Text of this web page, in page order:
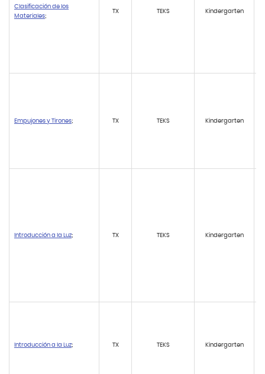
Clasificación de los
Materiales;
TX TEKS Kindergarten
Empujones y Tirones; TX TEKS Kindergarten
Introducción a la Luz; TX TEKS Kindergarten
Introducción a la Luz; TX TEKS Kindergarten